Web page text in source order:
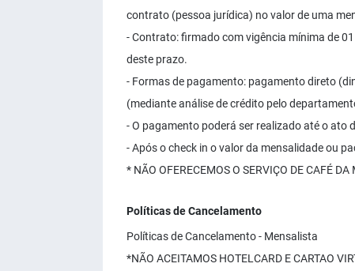
contrato (pessoa jurídica) no valor de uma
- Contrato: firmado com vigência mínima de
deste prazo.
- Formas de pagamento: pagamento direto
(mediante análise de crédito pelo
- O pagamento poderá ser realizado até o ato
- Após o check in o valor da mensalidade ou
* NÃO OFERECEMOS O SERVIÇO DE CAFÉ DA
Políticas de Cancelamento
Políticas de Cancelamento - Mensalista
*NÃO ACEITAMOS HOTELCARD E CARTAO